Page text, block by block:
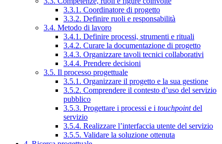
3.3.1. Coordinatore di progetto
3.3.2. Definire ruoli e responsabilità
3.4. Metodo di lavoro
3.4.1. Definire processi, strumenti e rituali
3.4.2. Curare la documentazione di progetto
3.4.3. Organizzare tavoli tecnici collaborativi
3.4.4. Prendere decisioni
3.5. Il processo progettuale
3.5.1. Organizzare il progetto e la sua gestione
3.5.2. Comprendere il contesto d’uso del servizio
pubblico
3.5.3. Progettare i processi e i touchpointdel
servizio
3.5.4. Realizzare l’interfaccia utente del servizio
3.5.5. Validare la soluzione ottenuta